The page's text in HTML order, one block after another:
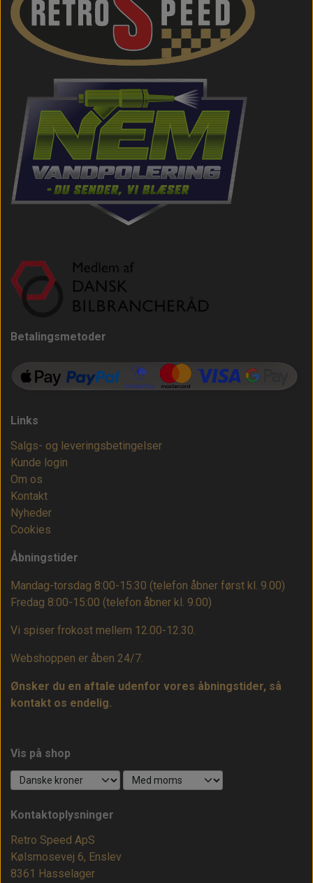
Betalingsmetoder
Links
Salgs- og leveringsbetingelser
Kunde login
Om os
Kontakt
Nyheder
Cookies
Åbningstider
Mandag-torsdag 8:00-15:30 (telefon åbner først kl. 9.00)
Fredag 8:00-15:00 (telefon åbner kl. 9.00)
Vi spiser frokost mellem 12.00-12.30.
Webshoppen er åben 24/7.
Ønsker du en aftale udenfor vores åbningstider, så
kontakt os endelig.
Vis på shop
Kontaktoplysninger
Retro Speed ApS
Kølsmosevej 6, Enslev
8361 Hasselager